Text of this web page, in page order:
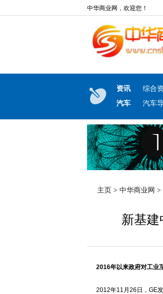
中华商业网，欢迎您！
资讯 综合
汽车
汽车
主页 > 中华商业网 >
新基建
2016年以来政府对工业
2012年11月26日，GE